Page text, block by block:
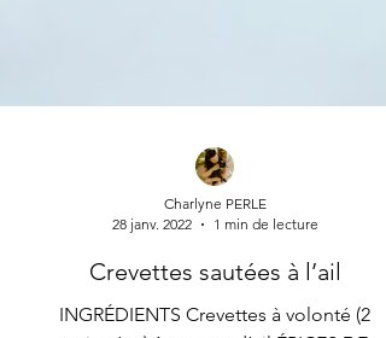
28 janv. 2022
1 min de lecture
Crevettes sautées à l’ail